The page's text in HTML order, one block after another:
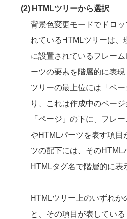
(2) HTMLツリーから選択
背景色変更モードでドロ
れているHTMLツリーは、
に設置されているフレー
ーツの要素を階層的に表現
ツリーの最上位には「ペ
り、これは作成中のページ
「ページ」の下に、フレ
やHTMLパーツを表す項目
ツの配下には、そのHTML
HTMLタグ名で階層的に表
HTMLツリー上のいずれか
と、その項目が表してい